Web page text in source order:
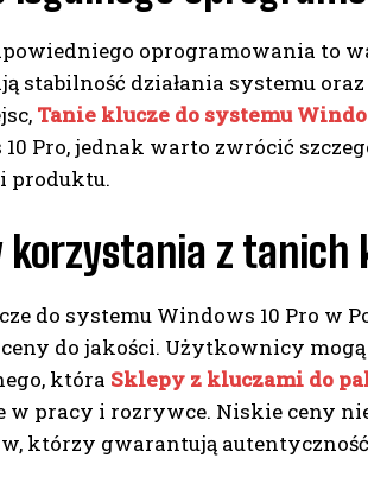
oprogramowania to
stabilność działania systemu
Tanie klucze do systemu
Pro, jednak warto zwrócić
produktu.
korzystania z
do systemu Windows 10 Pro w
do jakości. Użytkownicy
która Sklepy z kluczami do
w pracy i rozrywce. Niskie ceny
którzy gwarantują